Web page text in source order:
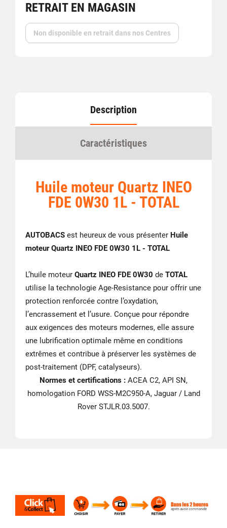
RETRAIT EN MAGASIN
Non disponible en retrait dans nos Centres
Description
Caractéristiques
Huile moteur Quartz INEO
FDE 0W30 1L - TOTAL
AUTOBACS est heureux de vous présenter Huile
moteur Quartz INEO FDE 0W30 1L - TOTAL
L’huile moteur Quartz INEO FDE 0W30 de TOTAL
utilise la technologie Age-Resistance pour offrir une
protection renforcée contre l’oxydation,
l’encrassement et l’usure. Conçue pour répondre
aux exigences des moteurs modernes, elle assure
une lubrification optimale même en conditions
extrêmes et contribue à préserver les systèmes de
post-traitement (DPF, catalyseurs).
Normes et certifications : ACEA C2, API SN,
homologation FORD WSS-M2C950-A, Jaguar / Land
Rover STJLR.03.5007.